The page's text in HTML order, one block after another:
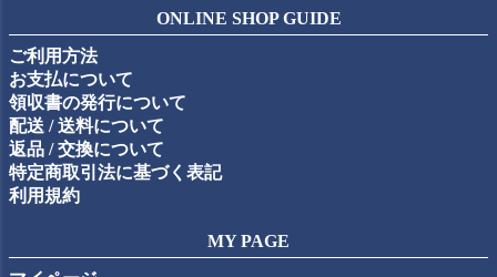
ップ
ONLINE SHOP GUIDE
ご利用方法
お支払について
領収書の発行について
配送 / 送料について
返品 / 交換について
特定商取引法に基づく表記
利用規約
MY PAGE